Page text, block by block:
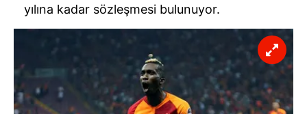
yılına kadar sözleşmesi bulunuyor.